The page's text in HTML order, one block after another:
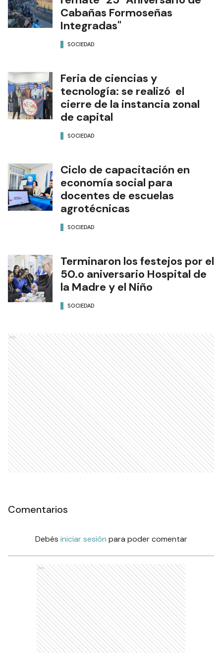
Cabañas Formoseñas
Integradas"
SOCIEDAD
Feria de ciencias y
tecnología: se realizó el
cierre de la instancia zonal
de capital
SOCIEDAD
Ciclo de capacitación en
economía social para
docentes de escuelas
agrotécnicas
SOCIEDAD
Terminaron los festejos por el
50.o aniversario Hospital de
la Madre y el Niño
SOCIEDAD
Ads
Comentarios
Debés iniciar sesión para poder comentar
Ads